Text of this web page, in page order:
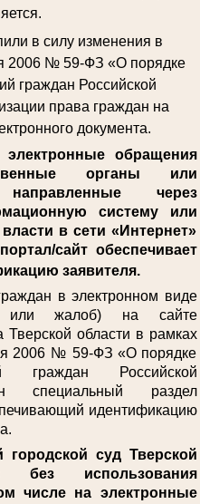
в силу изменения в
2006 № 59-ФЗ «О порядке
граждан Российской
права граждан на
документа.
обращения
органы или
через
систему или
в сети «Интернет»
сайт обеспечивает
заявителя.
в электронном виде
или жалоб) на сайте
Тверской области в рамках
2006 № 59-ФЗ «О порядке
граждан Российской
специальный раздел
идентификацию
суд Тверской
без использования
числе на электронные